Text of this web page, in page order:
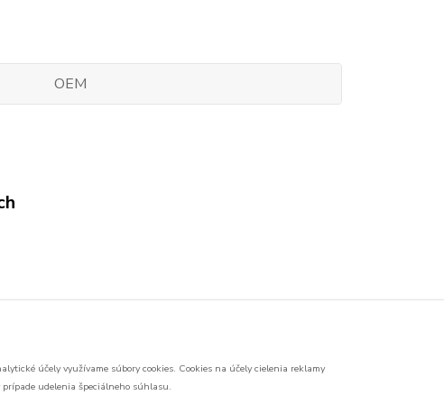
OEM
účely využívame súbory cookies. Cookies na účely cielenia reklamy
udelenia špeciálneho súhlasu.